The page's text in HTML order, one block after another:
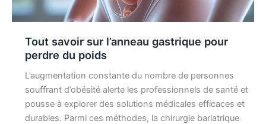
Tout savoir sur l’anneau gastrique pour
perdre du poids
L’augmentation constante du nombre de personnes
souffrant d’obésité alerte les professionnels de santé et
pousse à explorer des solutions médicales efficaces et
durables. Parmi ces méthodes, la chirurgie bariatrique